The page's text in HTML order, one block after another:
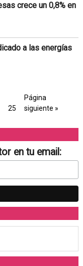
crece un 0,8% en
a las energías
25
Página
siguiente »
en tu email: